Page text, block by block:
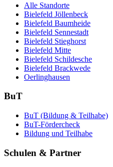
Alle Standorte
Bielefeld Jöllenbeck
Bielefeld Baumheide
Bielefeld Sennestadt
Bielefeld Stieghorst
Bielefeld Mitte
Bielefeld Schildesche
Bielefeld Brackwede
Oerlinghausen
BuT
BuT (Bildung & Teilhabe)
BuT-Fördercheck
Bildung und Teilhabe
Schulen & Partner